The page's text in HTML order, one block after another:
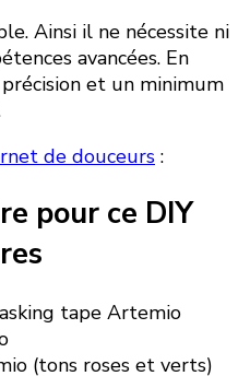
Ainsi il ne nécessite ni
avancées. En
et un minimum
de douceurs :
pour ce DIY
tape Artemio
(tons roses et verts)